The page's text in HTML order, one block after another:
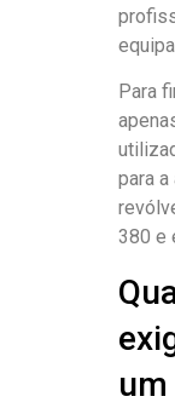
Para
para
380 e